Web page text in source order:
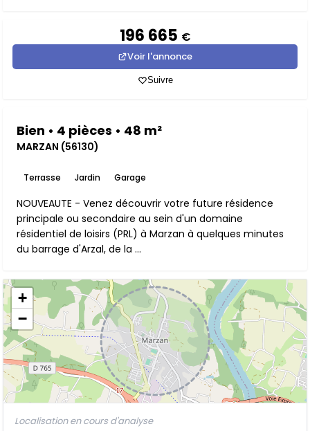
196 665 €
Voir l'annonce
Suivre
Bien • 4 pièces • 48 m²
MARZAN (56130)
Terrasse Jardin Garage
NOUVEAUTE - Venez découvrir votre future résidence
principale ou secondaire au sein d'un domaine
résidentiel de loisirs (PRL) à Marzan à quelques minutes
du barrage d'Arzal, de la ...
+
−
Localisation en cours d'analyse